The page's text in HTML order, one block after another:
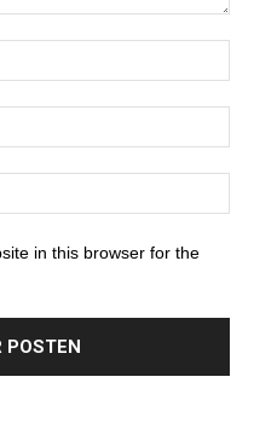
in this browser for the